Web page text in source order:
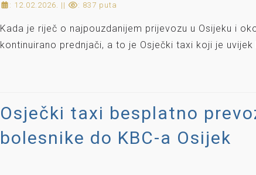
: 12.02.2026. || : 837 puta
Kada je riječ o najpouzdanijem prijevozu u Osijeku i
kontinuirano prednjači, a to je Osječki taxi koji je
Osječki taxi besplatno
bolesnike do KBC-a Osijek